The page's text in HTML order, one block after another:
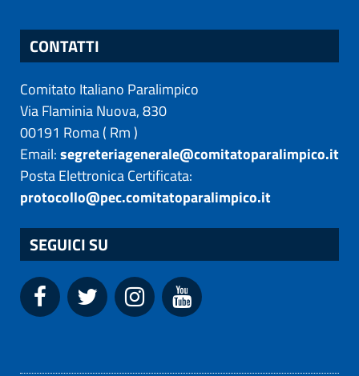
CONTATTI
Comitato Italiano Paralimpico
Via Flaminia Nuova, 830
00191 Roma( Rm)
Email:segreteriagenerale@comitatoparalimpico.it
Posta Elettronica Certificata:
protocollo@pec.comitatoparalimpico.it
SEGUICI SU